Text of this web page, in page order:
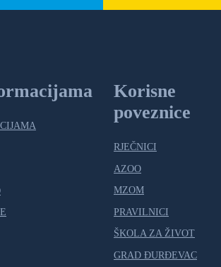
Korisne
poveznice
RJEČNICI
AZOO
MZOM
PRAVILNICI
ŠKOLA ZA ŽIVOT
GRAD ĐURĐEVAC